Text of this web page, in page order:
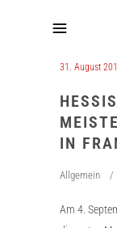
31. August
IN
Allgemein
Am 4.